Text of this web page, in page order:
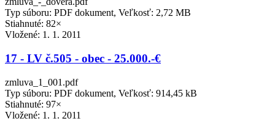
Typ súboru: PDF dokument, Veľkosť: 2,72 MB
Stiahnuté: 82×
Vložené: 1. 1. 2011
17 - LV č.505 - obec - 25.000.-€
zmluva_1_001.pdf
Typ súboru: PDF dokument, Veľkosť: 914,45 kB
Stiahnuté: 97×
Vložené: 1. 1. 2011